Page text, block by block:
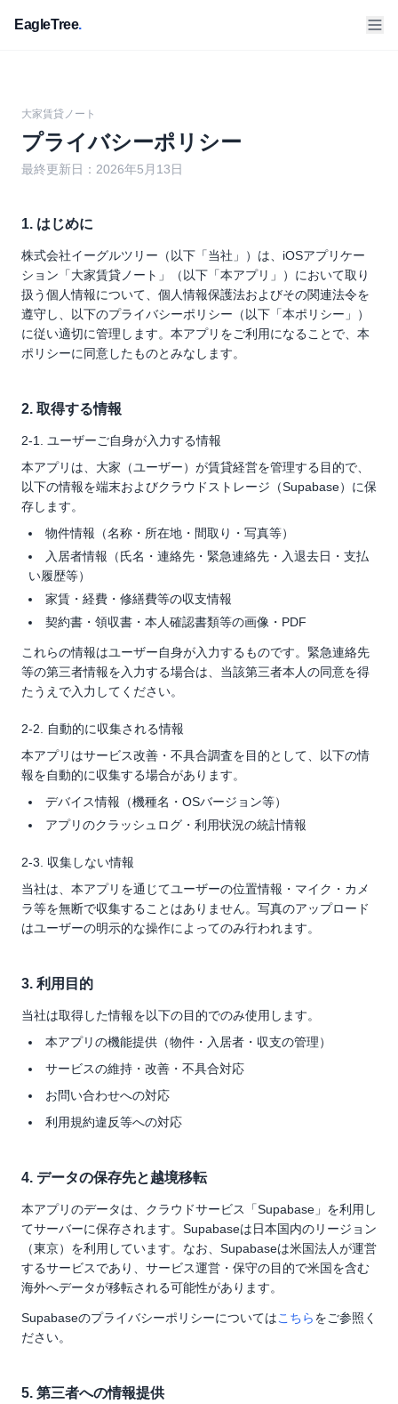
EagleTree.
大家賃貸ノート
プライバシーポリシー
最終更新日： 2026年5月13日
1. はじめに
株式会社イーグルツリー（以下「当社」）は、iOSアプリケー
ション「大家賃貸ノート」（以下「本アプリ」）において取り
扱う個人情報について、個人情報保護法およびその関連法令を
遵守し、以下のプライバシーポリシー（以下「本ポリシー」）
に従い適切に管理します。本アプリをご利用になることで、本
ポリシーに同意したものとみなします。
2. 取得する情報
2-1. ユーザーご自身が入力する情報
本アプリは、大家（ユーザー）が賃貸経営を管理する目的で、
以下の情報を端末およびクラウドストレージ（Supabase）に保
存します。
物件情報（名称・所在地・間取り・写真等）
入居者情報（氏名・連絡先・緊急連絡先・入退去日・支払
い履歴等）
家賃・経費・修繕費等の収支情報
契約書・領収書・本人確認書類等の画像・PDF
これらの情報はユーザー自身が入力するものです。緊急連絡先
等の第三者情報を入力する場合は、当該第三者本人の同意を得
たうえで入力してください。
2-2. 自動的に収集される情報
本アプリはサービス改善・不具合調査を目的として、以下の情
報を自動的に収集する場合があります。
デバイス情報（機種名・OSバージョン等）
アプリのクラッシュログ・利用状況の統計情報
2-3. 収集しない情報
当社は、本アプリを通じてユーザーの位置情報・マイク・カメ
ラ等を無断で収集することはありません。写真のアップロード
はユーザーの明示的な操作によってのみ行われます。
3. 利用目的
当社は取得した情報を以下の目的でのみ使用します。
本アプリの機能提供（物件・入居者・収支の管理）
サービスの維持・改善・不具合対応
お問い合わせへの対応
利用規約違反等への対応
4. データの保存先と越境移転
本アプリのデータは、クラウドサービス「Supabase」を利用し
てサーバーに保存されます。Supabaseは日本国内のリージョン
（東京）を利用しています。なお、Supabaseは米国法人が運営
するサービスであり、サービス運営・保守の目的で米国を含む
海外へデータが移転される可能性があります。
Supabaseのプライバシーポリシーについてはこちらをご参照く
ださい。
5. 第三者への情報提供